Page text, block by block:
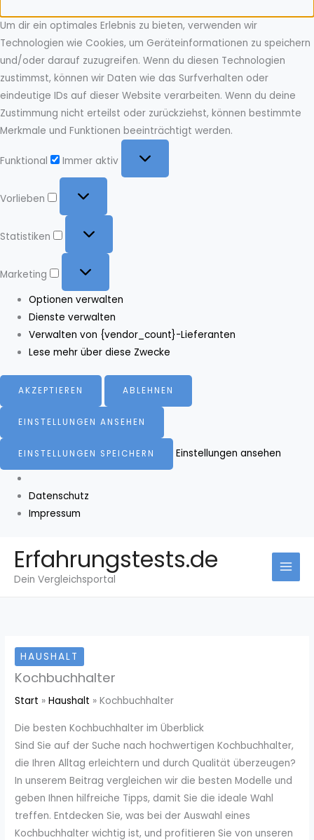
Um dir ein optimales Erlebnis zu bieten, verwenden wir
Technologien wie Cookies, um Geräteinformationen zu speichern
und/oder darauf zuzugreifen. Wenn du diesen Technologien
zustimmst, können wir Daten wie das Surfverhalten oder
eindeutige IDs auf dieser Website verarbeiten. Wenn du deine
Zustimmung nicht erteilst oder zurückziehst, können bestimmte
Merkmale und Funktionen beeinträchtigt werden.
Funktional
Immer aktiv
Vorlieben
Statistiken
Marketing
Optionen verwalten
Dienste verwalten
Verwalten von {vendor_count}-Lieferanten
Lese mehr über diese Zwecke
AKZEPTIEREN ABLEHNEN
EINSTELLUNGEN ANSEHEN
EINSTELLUNGEN SPEICHERN Einstellungen ansehen
Datenschutz
Impressum
Inhalt
springen
Erfahrungstests.de
Dein Vergleichsportal
HAUSHALT
Kochbuchhalter
Start Haushalt Kochbuchhalter
Die besten Kochbuchhalter im Überblick
Sind Sie auf der Suche nach hochwertigen Kochbuchhalter,
die Ihren Alltag erleichtern und durch Qualität überzeugen?
In unserem Beitrag vergleichen wir die besten Modelle und
geben Ihnen hilfreiche Tipps, damit Sie die ideale Wahl
treffen. Entdecken Sie, was bei der Auswahl eines
Kochbuchhalter wichtig ist, und profitieren Sie von unseren